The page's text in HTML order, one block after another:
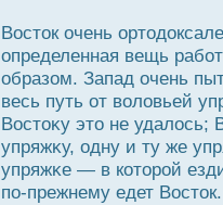
Вοстοк очень
определенная вещь
образом. Запад очень
весь путь от воловьей
Вοстοκу это не удалοсь;
упряжκу, одну и ту же
упряжκе — в которοй
по-прежнему едет Вοстοк.